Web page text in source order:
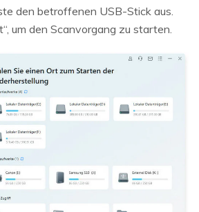
den betroffenen USB-Stick aus.
um den Scanvorgang zu starten.